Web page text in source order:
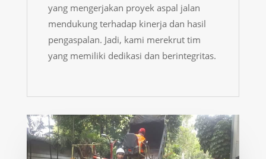
yang mengerjakan proyek aspal jalan
mendukung terhadap kinerja dan hasil
pengaspalan. Jadi, kami merekrut tim
yang memiliki dedikasi dan berintegritas.